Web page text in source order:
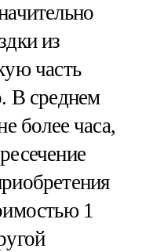
из
часть
В среднем
более часа,
1